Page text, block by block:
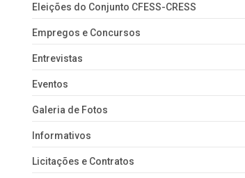
Eleições do Conjunto CFESS-CRESS
Empregos e Concursos
Entrevistas
Eventos
Galeria de Fotos
Informativos
Licitações e Contratos